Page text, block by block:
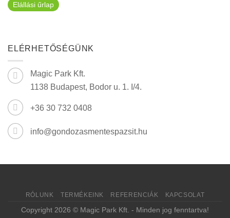
Elállási űrlap
ELÉRHETŐSÉGÜNK
Magic Park Kft.
1138 Budapest, Bodor u. 1. I/4.
+36 30 732 0408
info@gondozasmentespazsit.hu
RÓLUNK TERMÉKEINK REFERENCIÁK KAPCSOLAT
Copyright 2026 © Magic Park Kft. - Minden jog fenntartva!